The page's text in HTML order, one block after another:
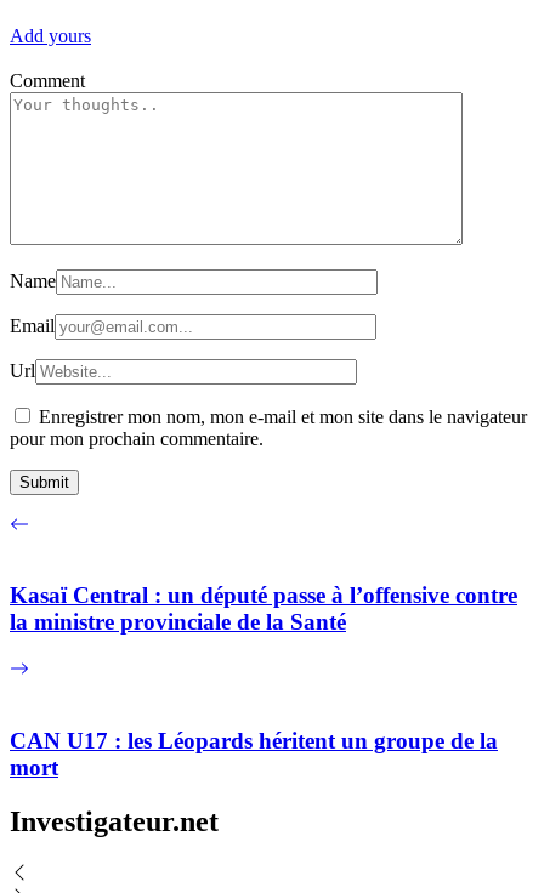
Add yours
Comment
Name
Email
Url
Enregistrer mon nom, mon e-mail et mon site dans le navigateur
pour mon prochain commentaire.
Kasaï Central : un député passe à l’offensive contre
la ministre provinciale de la Santé
CAN U17 : les Léopards héritent un groupe de la
mort
Investigateur.net